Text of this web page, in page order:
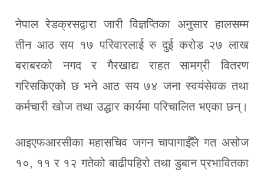
नेपाल रेडक्रसद्वारा जारी विज्ञप्तिका अनुसार हालसम्म
तीन आठ सय १७ परिवारलाई रु दुई करोड २७ लाख
बराबरको नगद र गैरखाद्य राहत सामग्री वितरण
गरिसकिएको छ भने आठ सय ७४ जना स्वयंसेवक तथा
कर्मचारी खोज तथा उद्धार कार्यमा परिचालित भएका छन्।
आइएफआरसीका महासचिव जगन चापागाईँले गत असोज
१०, ११ र १२ गतेको बाढीपहिरो तथा डुबान प्रभावितका